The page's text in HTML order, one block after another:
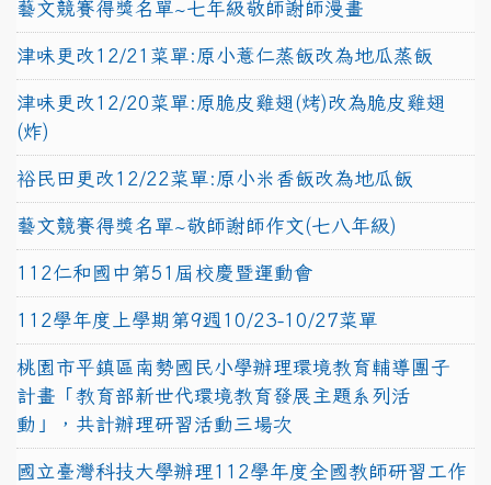
藝文競賽得獎名單~七年級敬師謝師漫畫
津味更改12/21菜單:原小薏仁蒸飯改為地瓜蒸飯
津味更改12/20菜單:原脆皮雞翅(烤)改為脆皮雞翅
(炸)
裕民田更改12/22菜單:原小米香飯改為地瓜飯
藝文競賽得獎名單~敬師謝師作文(七八年級)
112仁和國中第51屆校慶暨運動會
112學年度上學期第9週10/23-10/27菜單
桃園市平鎮區南勢國民小學辦理環境教育輔導團子
計畫「教育部新世代環境教育發展主題系列活
動」，共計辦理研習活動三場次
國立臺灣科技大學辦理112學年度全國教師研習工作